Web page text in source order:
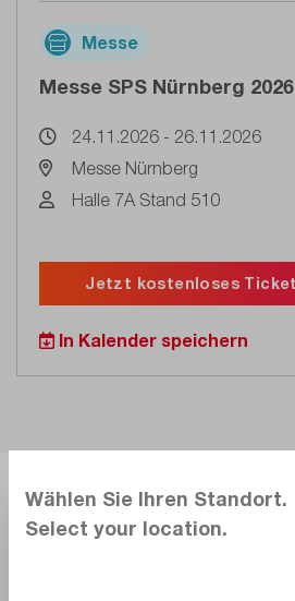
Messe
Messe SPS Nürnberg 2026
24.11.2026 - 26.11.2026
Messe Nürnberg
Halle 7A Stand 510
In Kalender speichern
Wählen Sie Ihren Standort.
Select your location.